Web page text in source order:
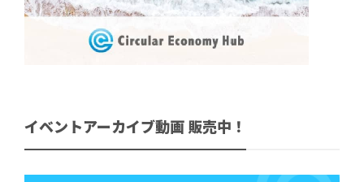
イベントアーカイブ動画 販売中！